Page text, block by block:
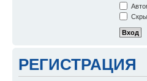
РЕГИСТРАЦИЯ